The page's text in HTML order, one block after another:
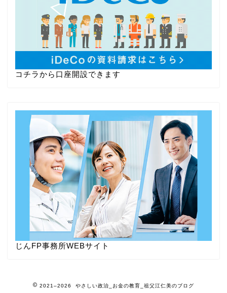
コチラから口座開設できます
じんFP事務所WEBサイト
2021–2026 やさしい政治_お金の教育_祖父江仁美のブログ